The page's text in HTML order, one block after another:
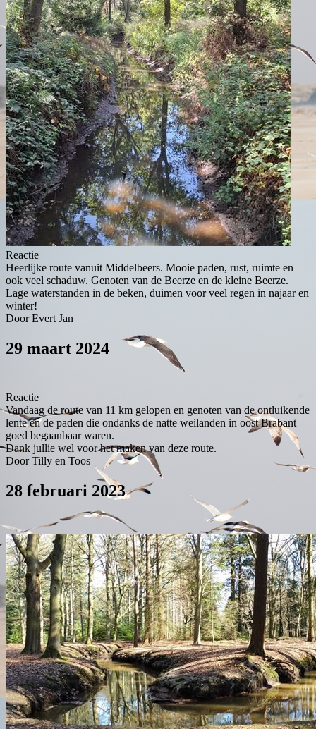
Reactie
Heerlijke route vanuit Middelbeers. Mooie paden, rust, ruimte en
ook veel schaduw. Genoten van de Beerze en de kleine Beerze.
Lage waterstanden in de beken, duimen voor veel regen in najaar en
winter!
Door Evert Jan
29 maart 2024
Reactie
Vandaag de route van 11 km gelopen en genoten van de ontluikende
lente en de paden die ondanks de natte weilanden in oost Brabant
goed begaanbaar waren.
Dank jullie wel voor het maken van deze route.
Door Tilly en Toos
28 februari 2023